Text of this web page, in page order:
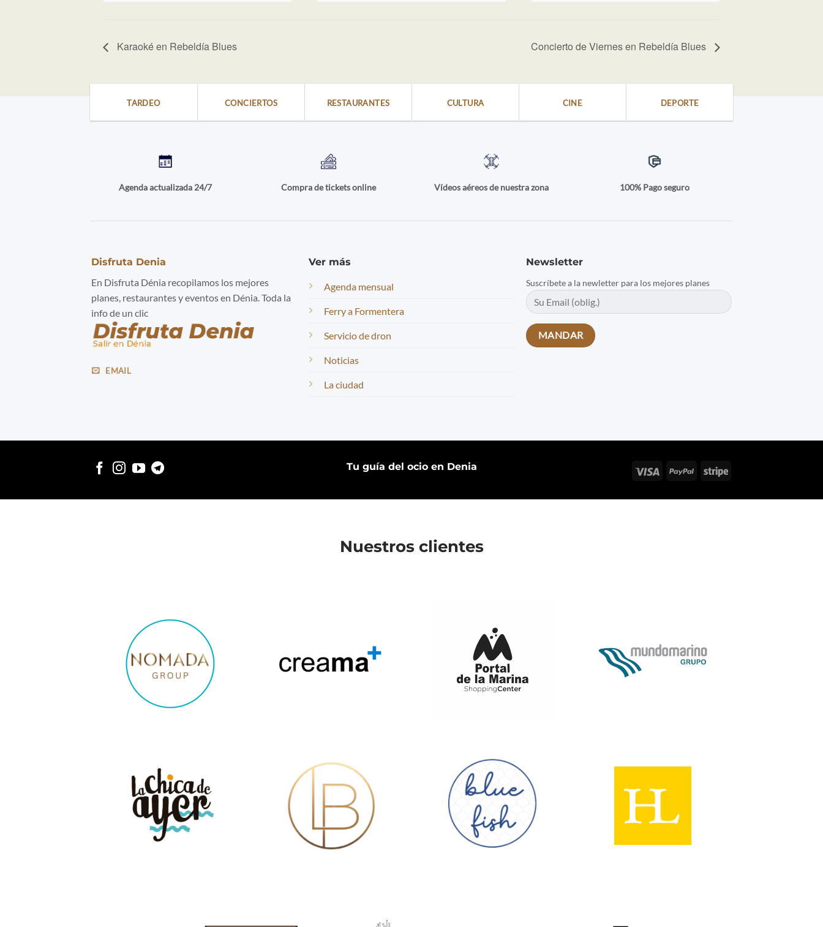
Karaoké en Rebeldía Blues Concierto de Viernes en Rebeldía Blues
TARDEO CONCIERTOS RESTAURANTES CULTURA CINE DEPORTE
Agenda actualizada 24/7 Compra de tickets online Vídeos aéreos de nuestra zona 100% Pago seguro
Disfruta Denia
En Disfruta Dénia recopilamos los mejores
planes, restaurantes y eventos en Dénia. Toda la
info de un clic
EMAIL
Ver más
Agenda mensual
Ferry a Formentera
Servicio de dron
Noticias
La ciudad
Newsletter
Suscríbete a la newletter para los mejores planes
Tu guía del ocio en Denia Visa PayPal Stripe
Nuestros clientes